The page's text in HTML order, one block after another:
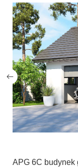
APG 6C budynek